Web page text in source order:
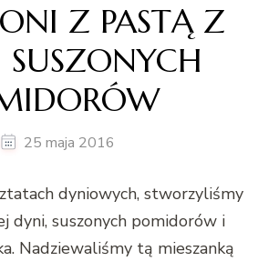
Z PASTĄ Z
25 maja 2016
dyniowych, stworzyliśmy
dyni, suszonych pomidorów i
Nadziewaliśmy tą mieszanką